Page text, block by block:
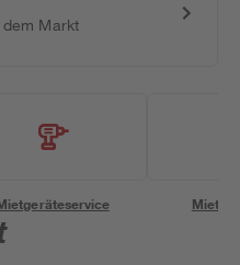
dem Markt